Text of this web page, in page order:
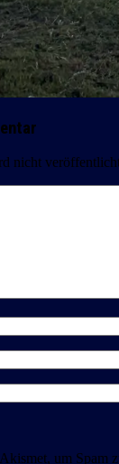
nicht
um Spam